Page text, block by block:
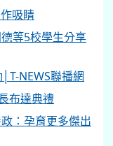
吸睛
等5校學生分享
NEWS聯播網
布達典禮
：孕育更多傑出